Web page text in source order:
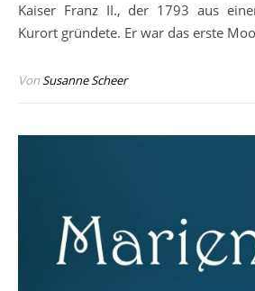
Kaiser Franz II., der 1793 aus
Kurort gründete. Er war das erste
VonSusanne Scheer